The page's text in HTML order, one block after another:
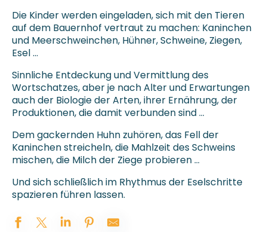
Die Kinder werden eingeladen, sich mit den Tieren
auf dem Bauernhof vertraut zu machen: Kaninchen
und Meerschweinchen, Hühner, Schweine, Ziegen,
Esel …
Sinnliche Entdeckung und Vermittlung des
Wortschatzes, aber je nach Alter und Erwartungen
auch der Biologie der Arten, ihrer Ernährung, der
Produktionen, die damit verbunden sind …
Dem gackernden Huhn zuhören, das Fell der
Kaninchen streicheln, die Mahlzeit des Schweins
mischen, die Milch der Ziege probieren …
Und sich schließlich im Rhythmus der Eselschritte
spazieren führen lassen.